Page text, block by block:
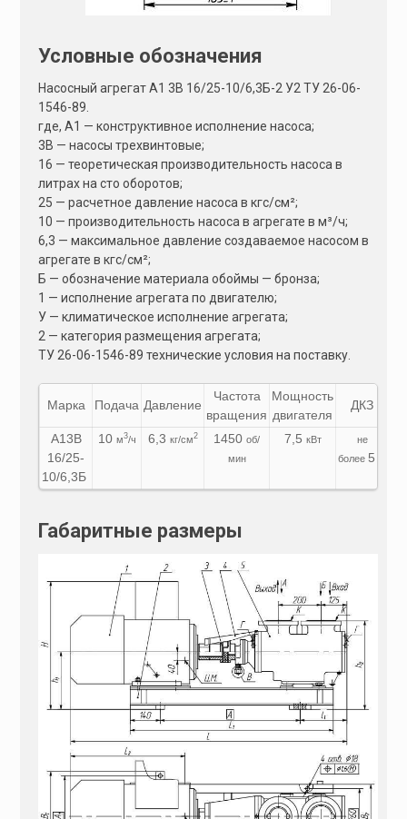
Условные обозначения
Насосный агрегат А1 3В 16/25-10/6,3Б-2 У2 ТУ 26-06-
1546-89.
где, А1 — конструктивное исполнение насоса;
3В — насосы трехвинтовые;
16 — теоретическая производительность насоса в
литрах на сто оборотов;
25 — расчетное давление насоса в кгс/см²;
10 — производительность насоса в агрегате в м³/ч;
6,3 — максимальное давление создаваемое насосом в
агрегате в кгс/см²;
Б — обозначение материала обоймы — бронза;
1 — исполнение агрегата по двигателю;
У — климатическое исполнение агрегата;
2 — категория размещения агрегата;
ТУ 26-06-1546-89 технические условия на поставку.
Марка Подача Давление
Частота
вращения
Мощность
двигателя
ДКЗ
А13В
16/25-
10/6,3Б
10 м3/ч 6,3 кг/см2 1450об/
мин
7,5 кВт
не
более 5
Габаритные размеры